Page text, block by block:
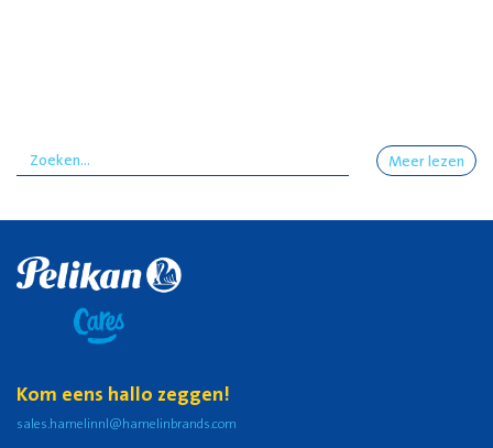
Meer lezen
Kom eens hallo zeggen!
sales.hamelinnl@hamelinbrands.com